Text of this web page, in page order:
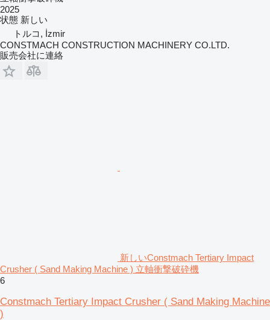
2025
状態 新しい
トルコ, İzmir
CONSTMACH CONSTRUCTION MACHINERY CO.LTD.
販売会社に連絡
新しいConstmach Tertiary Impact
Crusher ( Sand Making Machine ) 立軸衝撃破砕機
6
Constmach Tertiary Impact Crusher ( Sand Making Machine
)